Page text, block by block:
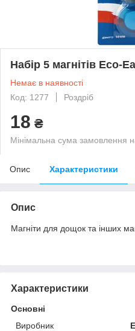
Набір 5 магнітів Eco-
Немає в наявності
Код: 1277
Роздріб
18 ₴
Мінімальна сума замовлення
Опис Характеристики
Опис
Магніти для дощок та інших
Характеристики
Основні
Виробник